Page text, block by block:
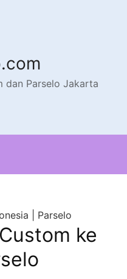
dan Parselo Jakarta
| Parselo
ke